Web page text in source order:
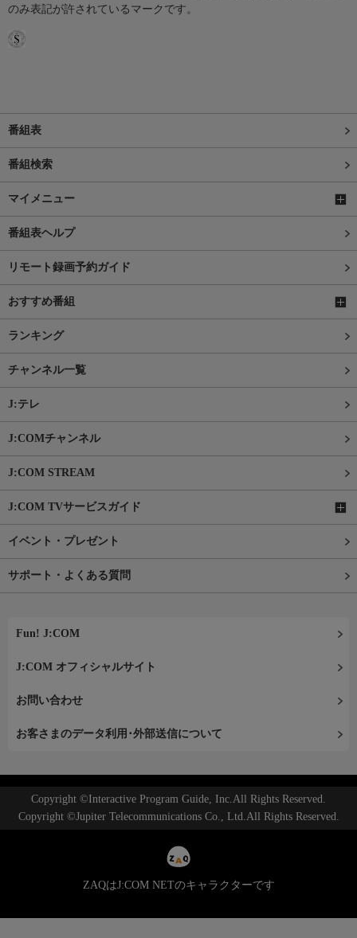
のみ表記が許されているマークです。
番組表
番組検索
マイメニュー
番組表ヘルプ
リモート録画予約ガイド
おすすめ番組
ランキング
チャンネル一覧
J:テレ
J:COMチャンネル
J:COM STREAM
J:COM TVサービスガイド
イベント・プレゼント
サポート・よくある質問
Fun! J:COM
J:COM オフィシャルサイト
お問い合わせ
お客さまのデータ利用･外部送信について
Copyright ©Interactive Program Guide, Inc.All Rights Reserved.
Copyright ©Jupiter Telecommunications Co., Ltd.All Rights Reserved.
ZAQはJ:COM NETのキャラクターです